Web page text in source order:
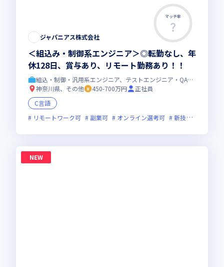
マッチ率
ジャパニアス株式会社
＜組込み・制御系エンジニア＞◎転勤なし、年
休128日、賞与あり、リモート勤務あり！！
組込・制御・汎用系エンジニア、テストエンジニア・QAエンジニア
神奈川県、その他
450-700万円
正社員
C言語
リモートワーク可
副業可 オンライン選考可 新技術に積極的
NEW